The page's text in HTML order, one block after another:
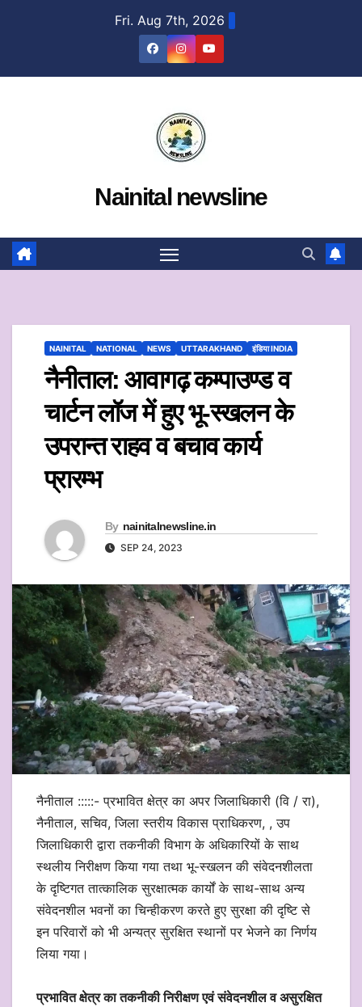
Fri. Aug 7th, 2026
Nainital newsline
NAINITAL NATIONAL NEWS UTTARAKHAND इंडिया INDIA
नैनीताल: आवागढ़ कम्पाउण्ड व
चार्टन लॉज में हुए भू-स्खलन के
उपरान्त राहव व बचाव कार्य
प्रारम्भ
By nainitalnewsline.in
SEP 24, 2023
नैनीताल :::::- प्रभावित क्षेत्र का अपर जिलाधिकारी (वि / रा),
नैनीताल, सचिव, जिला स्तरीय विकास प्राधिकरण, , उप
जिलाधिकारी द्वारा तकनीकी विभाग के अधिकारियों के साथ
स्थलीय निरीक्षण किया गया तथा भू-स्खलन की संवेदनशीलता
के दृष्टिगत तात्कालिक सुरक्षात्मक कार्यों के साथ-साथ अन्य
संवेदनशील भवनों का चिन्हीकरण करते हुए सुरक्षा की दृष्टि से
इन परिवारों को भी अन्यत्र सुरक्षित स्थानों पर भेजने का निर्णय
लिया गया।
प्रभावित क्षेत्र का तकनीकी निरीक्षण एवं संवेदनशील व असुरक्षित